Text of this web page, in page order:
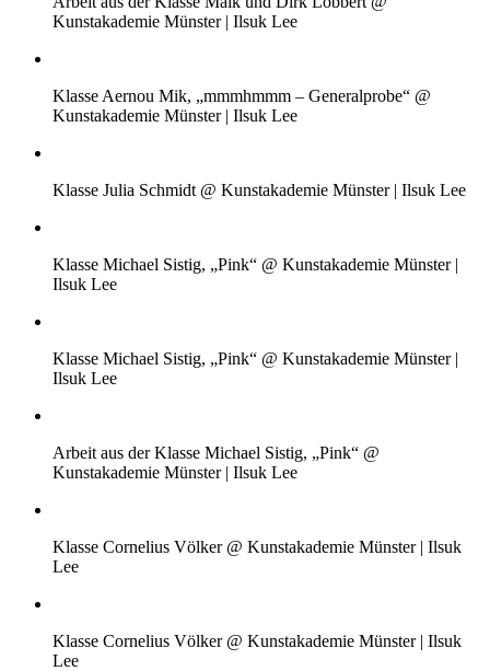
Kunstakademie Münster | Ilsuk Lee
Klasse Aernou Mik, „mmmhmmm – Generalprobe“ @
Kunstakademie Münster | Ilsuk Lee
Klasse Julia Schmidt @ Kunstakademie Münster | Ilsuk Lee
Klasse Michael Sistig, „Pink“ @ Kunstakademie Münster |
Ilsuk Lee
Klasse Michael Sistig, „Pink“ @ Kunstakademie Münster |
Ilsuk Lee
Arbeit aus der Klasse Michael Sistig, „Pink“ @
Kunstakademie Münster | Ilsuk Lee
Klasse Cornelius Völker @ Kunstakademie Münster | Ilsuk
Lee
Klasse Cornelius Völker @ Kunstakademie Münster | Ilsuk
Lee